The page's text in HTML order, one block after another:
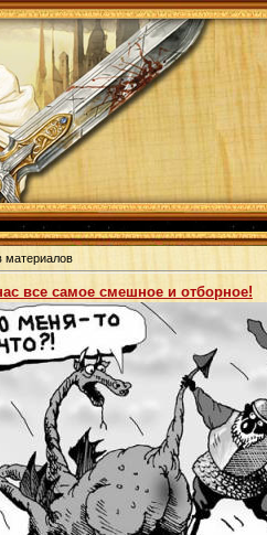
материалов
все самое смешное и отборное!